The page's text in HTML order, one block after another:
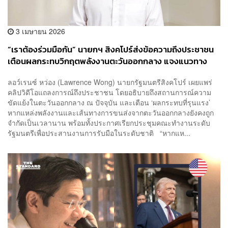
3 เมษายน 2026
“เราต้องร่วมมือกัน” นายกฯ สิงคโปร์ส่งข้อความถึงประชาชน
เตือนผลกระทบวิกฤตพลังงานตะวันออกกลาง แจงแนวทาง
ลอว์เรนซ์ หว่อง (Lawrence Wong) นายกรัฐมนตรีสิงคโปร์ เผยแพร่
คลิปวิดีโอแถลงการณ์ถึงประชาชน โดยอธิบายถึงสถานการณ์ความ
ขัดแย้งในตะวันออกกลาง ณ ปัจจุบัน และเตือน ‘ผลกระทบที่รุนแรง’
หากแหล่งพลังงานและเส้นทางการขนส่งจากตะวันออกกลางยังคงถูก
จำกัดเป็นเวลานาน พร้อมทั้งประกาศเรียกประชุมคณะทำงานระดับ
รัฐมนตรีเพื่อประสานงานการรับมือในระดับชาติ “หากแห...